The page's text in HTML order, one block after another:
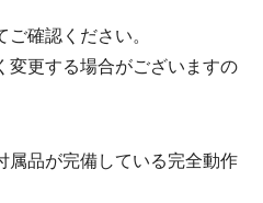
確認ください。
変更する場合がございますの
属品が完備している完全動作